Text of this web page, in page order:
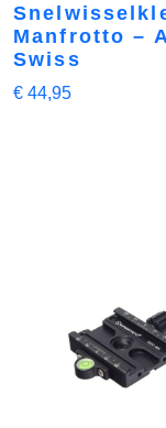
Manfrotto –
Swiss
€ 44,95